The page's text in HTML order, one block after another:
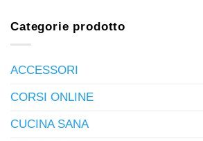
Categorie prodotto
ACCESSORI
CORSI ONLINE
CUCINA SANA